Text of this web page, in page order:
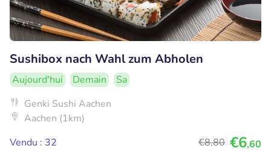
Sushibox nach Wahl zum Abholen
Aujourd'hui Demain
Sa
Genki Sushi Aachen
Aachen (1km)
Vendu : 32
€8,80 €6,60